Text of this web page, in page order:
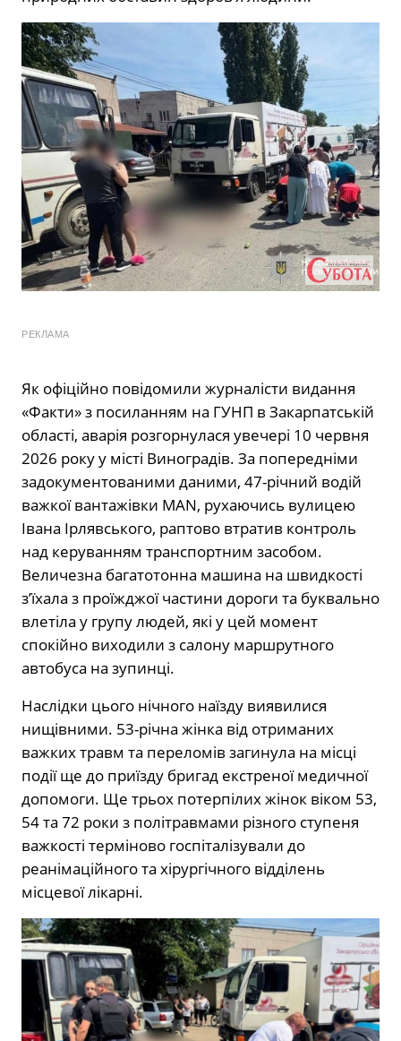
РЕКЛАМА
Як офіційно повідомили журналісти видання
«Факти» з посиланням на ГУНП в Закарпатській
області, аварія розгорнулася увечері 10 червня
2026 року у місті Виноградів. За попередніми
задокументованими даними, 47-річний водій
важкої вантажівки MAN, рухаючись вулицею
Івана Ірлявського, раптово втратив контроль
над керуванням транспортним засобом.
Величезна багатотонна машина на швидкості
з’їхала з проїжджої частини дороги та буквально
влетіла у групу людей, які у цей момент
спокійно виходили з салону маршрутного
автобуса на зупинці.
Наслідки цього нічного наїзду виявилися
нищівними. 53-річна жінка від отриманих
важких травм та переломів загинула на місці
події ще до приїзду бригад екстреної медичної
допомоги. Ще трьох потерпілих жінок віком 53,
54 та 72 роки з політравмами різного ступеня
важкості терміново госпіталізували до
реанімаційного та хірургічного відділень
місцевої лікарні.